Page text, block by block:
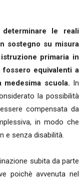
le reali
sostegno su misura
primaria in
equivalenti a
scuola. In
la possibilità
compensata da
in modo che
e senza disabilità.
subita da parte
poichè avvenuta nel